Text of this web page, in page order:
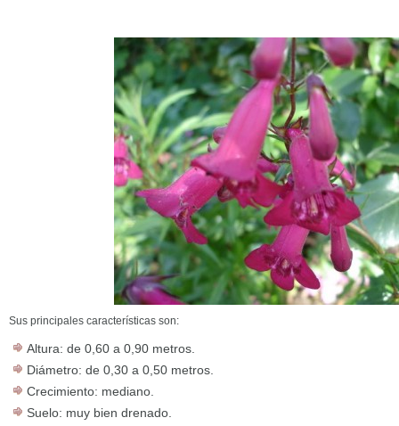
Sus principales características son:
Altura: de 0,60 a 0,90 metros.
Diámetro: de 0,30 a 0,50 metros.
Crecimiento: mediano.
Suelo: muy bien drenado.